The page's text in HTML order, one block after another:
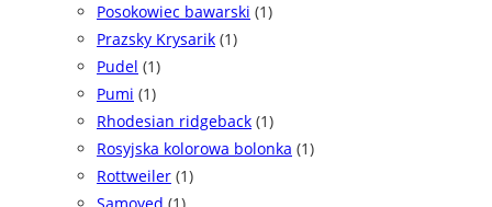
Posokowiec bawarski (1)
Prazsky Krysarik (1)
Pudel (1)
Pumi (1)
Rhodesian ridgeback (1)
Rosyjska kolorowa bolonka (1)
Rottweiler (1)